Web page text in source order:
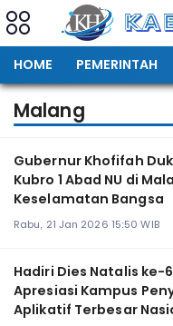
HOME PEMERINTAH
Malang
Gubernur Khofifah
Kubro 1 Abad NU di
Keselamatan Bangsa
Rabu, 21 Jan 2026 15:50 WIB
Hadiri Dies Natalis ke-
Apresiasi Kampus
Aplikatif Terbesar